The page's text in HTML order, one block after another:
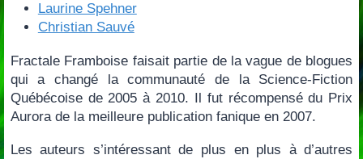
Laurine Spehner
Christian Sauvé
Fractale Framboise faisait partie de la vague de blogues
qui a changé la communauté de la Science-Fiction
Québécoise de 2005 à 2010. Il fut récompensé du Prix
Aurora de la meilleure publication fanique en 2007.
Les auteurs s’intéressant de plus en plus à d’autres